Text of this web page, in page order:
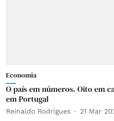
Economia
O país em números. Oito em
em Portugal
Reinaldo Rodrigues 21 Mar